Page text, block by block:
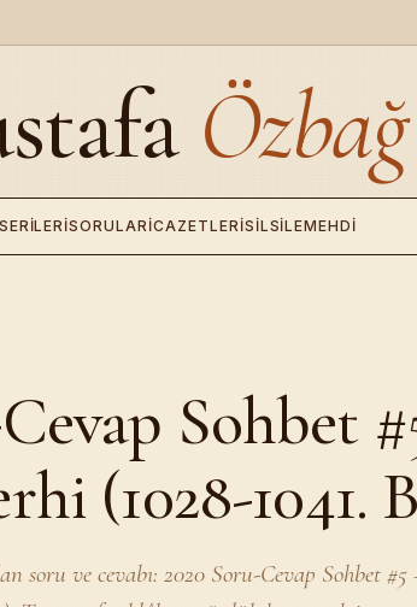
Özbağ
SORULARİCAZETLERISILSILEMEHDI
Sohbet
(1028-1041.
soru ve cevabı: 2020 Soru-Cevap Sohbet